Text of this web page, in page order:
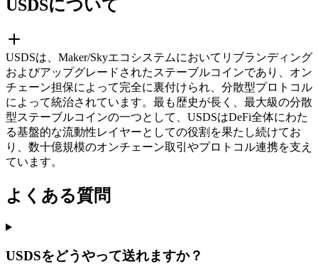
USDSについて
USDSは、Maker/Skyエコシステムにおいてリブランディング
およびアップグレードされたステーブルコインであり、オン
チェーン担保によって完全に裏付けられ、分散型プロトコル
によって統治されています。最も歴史が長く、最大級の分散
型ステーブルコインの一つとして、USDSはDeFi全体にわた
る基盤的な流動性レイヤーとしての役割を果たし続けてお
り、数十億規模のオンチェーン取引やプロトコル連携を支え
ています。
よくある質問
USDSをどうやって送れますか？